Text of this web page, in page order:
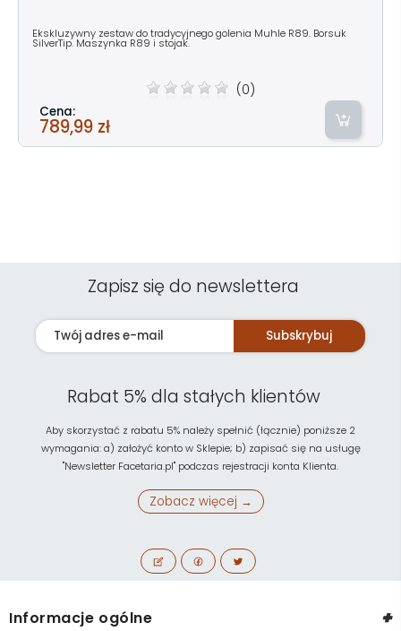
Ekskluzywny zestaw do tradycyjnego golenia Muhle R89. Borsuk
SilverTip. Maszynka R89 i stojak.
(0)
Cena:
789,99 zł
Zapisz się do newslettera
Subskrybuj
Rabat 5% dla stałych klientów
Aby skorzystać z rabatu 5% należy spełnić (łącznie) poniższe 2
wymagania: a) założyć konto w Sklepie; b) zapisać się na usługę
"Newsletter Facetaria.pl" podczas rejestracji konta Klienta.
Zobacz więcej →
Informacje ogólne +